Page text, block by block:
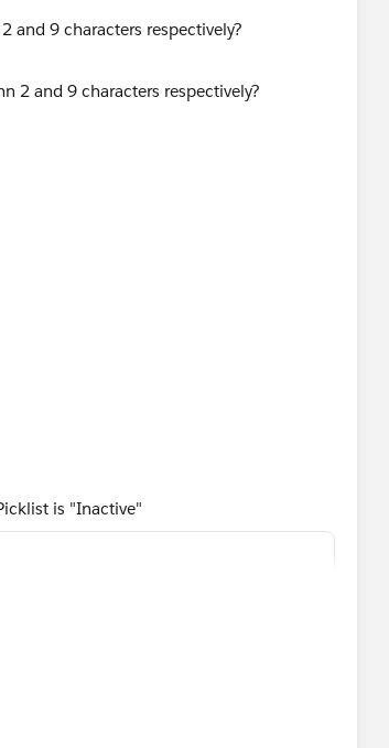
and 9 characters respectively?
is "Inactive"